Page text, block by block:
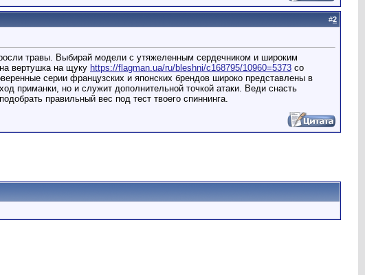
#2
травы. Выбирай модели с утяжеленным сердечником и широким
вертушка на щуку https://flagman.ua/ru/bleshni/c168795/10960=5373 со
серии французских и японских брендов широко представлены в
приманки, но и служит дополнительной точкой атаки. Веди снасть
правильный вес под тест твоего спиннинга.